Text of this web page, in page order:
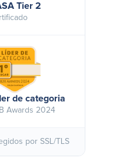
Tier 2
de categoria
Awards 2024
por SSL/TLS